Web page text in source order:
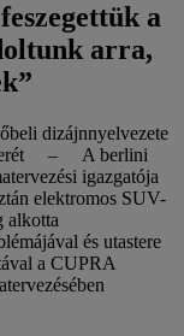
a
arra,
dizájnnyelvezete
– A berlini
igazgatója
elektromos SUV-
és utastere
a CUPRA